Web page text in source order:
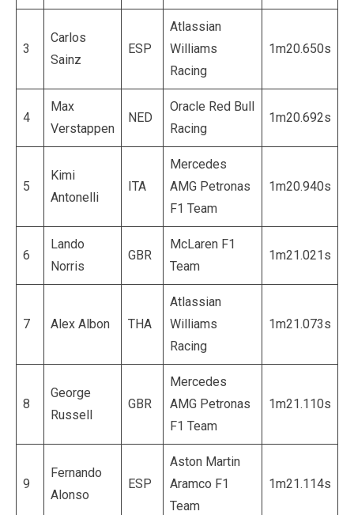
3
Carlos
Sainz
ESP
Atlassian
Williams
Racing
1m20.650s
4
Max
Verstappen
NED
Oracle Red Bull
Racing
1m20.692s
5
Kimi
Antonelli
ITA
Mercedes
AMG Petronas
F1 Team
1m20.940s
6
Lando
Norris
GBR
McLaren F1
Team
1m21.021s
7 Alex Albon THA
Atlassian
Williams
Racing
1m21.073s
8
George
Russell
GBR
Mercedes
AMG Petronas
F1 Team
1m21.110s
9
Fernando
Alonso
ESP
Aston Martin
Aramco F1
Team
1m21.114s